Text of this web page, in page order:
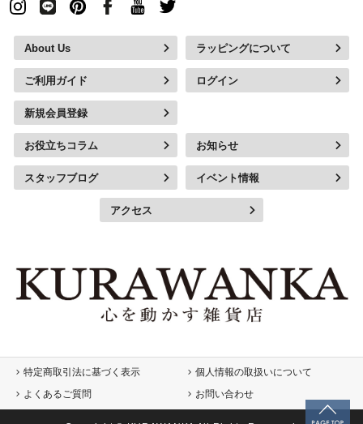
About Us ラッピングについて
ご利用ガイド ログイン
新規会員登録
お役立ちコラム お知らせ
スタッフブログ イベント情報
アクセス
特定商取引法に基づく表示
個人情報の取扱いについて
よくあるご質問
お問い合わせ